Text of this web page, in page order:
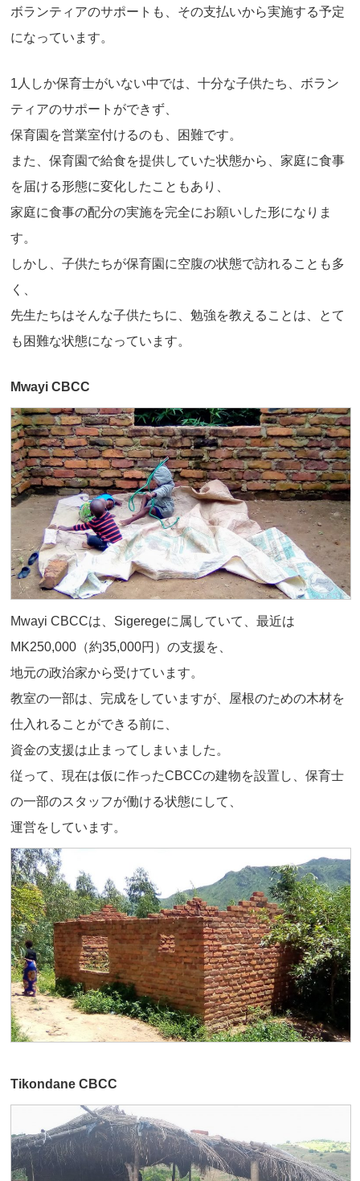
ボランティアのサポートも、その支払いから実施する予定
になっています。
1人しか保育士がいない中では、十分な子供たち、ボラン
ティアのサポートができず、
保育園を営業室付けるのも、困難です。
また、保育園で給食を提供していた状態から、家庭に食事
を届ける形態に変化したこともあり、
家庭に食事の配分の実施を完全にお願いした形になりま
す。
しかし、子供たちが保育園に空腹の状態で訪れることも多
く、
先生たちはそんな子供たちに、勉強を教えることは、とて
も困難な状態になっています。
Mwayi CBCC
Mwayi CBCCは、Sigeregeに属していて、最近は
MK250,000（約35,000円）の支援を、
地元の政治家から受けています。
教室の一部は、完成をしていますが、屋根のための木材を
仕入れることができる前に、
資金の支援は止まってしまいました。
従って、現在は仮に作ったCBCCの建物を設置し、保育士
の一部のスタッフが働ける状態にして、
運営をしています。
Tikondane CBCC